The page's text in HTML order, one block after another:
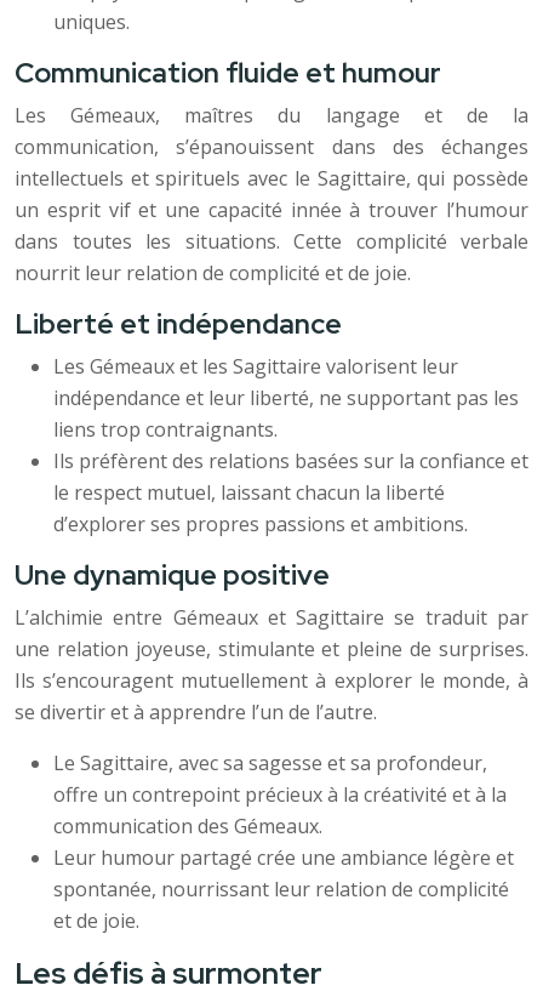
uniques.
Communication fluide et humour
Les Gémeaux, maîtres du langage et de la
communication, s’épanouissent dans des échanges
intellectuels et spirituels avec le Sagittaire, qui possède
un esprit vif et une capacité innée à trouver l’humour
dans toutes les situations. Cette complicité verbale
nourrit leur relation de complicité et de joie.
Liberté et indépendance
Les Gémeaux et les Sagittaire valorisent leur
indépendance et leur liberté, ne supportant pas les
liens trop contraignants.
Ils préfèrent des relations basées sur la confiance et
le respect mutuel, laissant chacun la liberté
d’explorer ses propres passions et ambitions.
Une dynamique positive
L’alchimie entre Gémeaux et Sagittaire se traduit par
une relation joyeuse, stimulante et pleine de surprises.
Ils s’encouragent mutuellement à explorer le monde, à
se divertir et à apprendre l’un de l’autre.
Le Sagittaire, avec sa sagesse et sa profondeur,
offre un contrepoint précieux à la créativité et à la
communication des Gémeaux.
Leur humour partagé crée une ambiance légère et
spontanée, nourrissant leur relation de complicité
et de joie.
Les défis à surmonter